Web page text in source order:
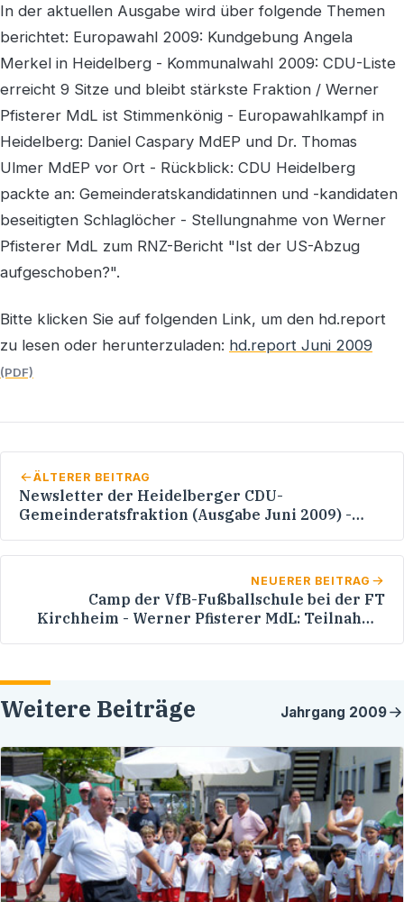
In der aktuellen Ausgabe wird über folgende Themen
berichtet: Europawahl 2009: Kundgebung Angela
Merkel in Heidelberg - Kommunalwahl 2009: CDU-Liste
erreicht 9 Sitze und bleibt stärkste Fraktion / Werner
Pfisterer MdL ist Stimmenkönig - Europawahlkampf in
Heidelberg: Daniel Caspary MdEP und Dr. Thomas
Ulmer MdEP vor Ort - Rückblick: CDU Heidelberg
packte an: Gemeinderatskandidatinnen und -kandidaten
beseitigten Schlaglöcher - Stellungnahme von Werner
Pfisterer MdL zum RNZ-Bericht "Ist der US-Abzug
aufgeschoben?".
Bitte klicken Sie auf folgenden Link, um den hd.report
zu lesen oder herunterzuladen: hd.report Juni 2009
ÄLTERER BEITRAG
Newsletter der Heidelberger CDU-
Gemeinderatsfraktion (Ausgabe Juni 2009) -
- Bgm. Bernd Stadel tritt in die CDU ein
NEUERER BEITRAG
Camp der VfB-Fußballschule bei der FT
Kirchheim - Werner Pfisterer MdL: Teilnahme
Weitere Beiträge Jahrgang 2009